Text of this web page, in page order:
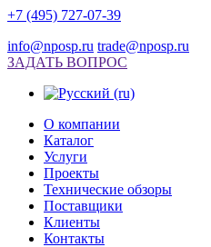
+7 (495) 727-07-39
info@nposp.ru trade@nposp.ru
ЗАДАТЬ ВОПРОС
О компании
Каталог
Услуги
Проекты
Технические обзоры
Поставщики
Клиенты
Контакты